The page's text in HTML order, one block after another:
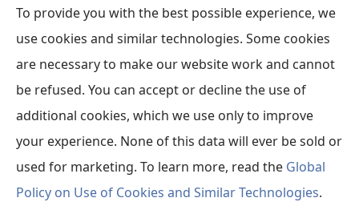
To provide you with the best possible experience, we
use cookies and similar technologies. Some cookies
are necessary to make our website work and cannot
be refused. You can accept or decline the use of
additional cookies, which we use only to improve
your experience. None of this data will ever be sold or
used for marketing. To learn more, read theGlobal
Policy on Use of Cookies and Similar Technologies.
တၢ်မၤဘူၣ်တဖၣ်
ထီၣ်
လၢ
အ
သီ
တ
ဘ့ၣ်
တၢးထီခိးတၢ် ONLINE လံာ်ရိဒၢး
အိး
ထီၣ်
လၢ
အ
သီ
အိး
ထီၣ်
လၢ